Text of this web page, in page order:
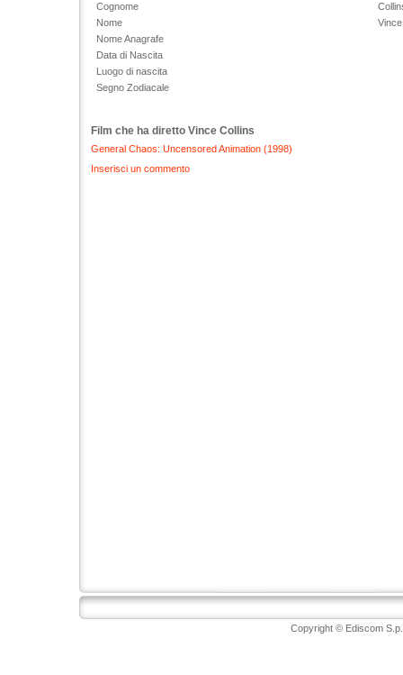
Cognome
Nome
Vince
Nome Anagrafe
Data di Nascita
Luogo di nascita
Segno Zodiacale
Film che ha diretto Vince Collins
General Chaos: Uncensored Animation (1998)
Inserisci un commento
Copyright © Ediscom